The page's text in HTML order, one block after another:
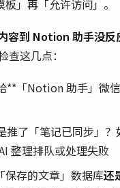
」再「允许访问」。
容到 Notion 助手没
查这几点：
**「Notion 助手」微
推了「笔记已同步」？
整理排队或处理失败
保存的文章」数据库还